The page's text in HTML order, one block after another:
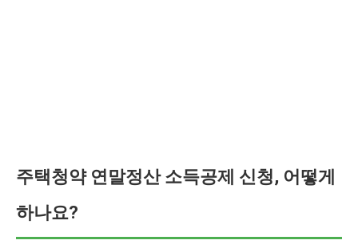
주택청약 연말정산 소득공제 신청, 어떻게
하나요?